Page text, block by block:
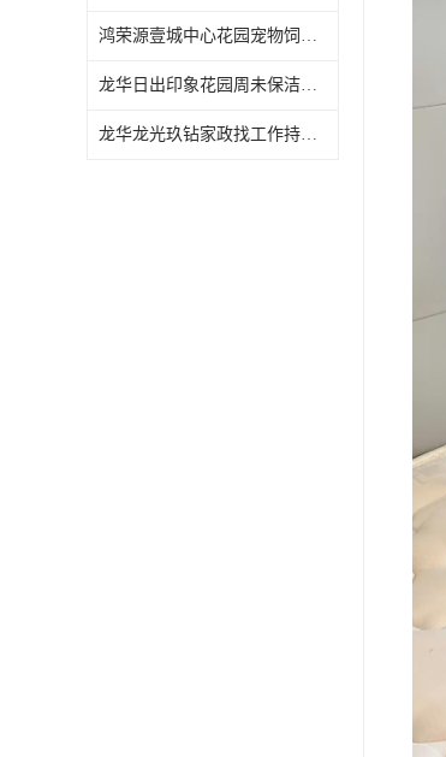
鸿荣源壹城中心花园宠物饲养上门服务哪家好
龙华日出印象花园周未保洁持证上岗
龙华龙光玖钻家政找工作持证上岗